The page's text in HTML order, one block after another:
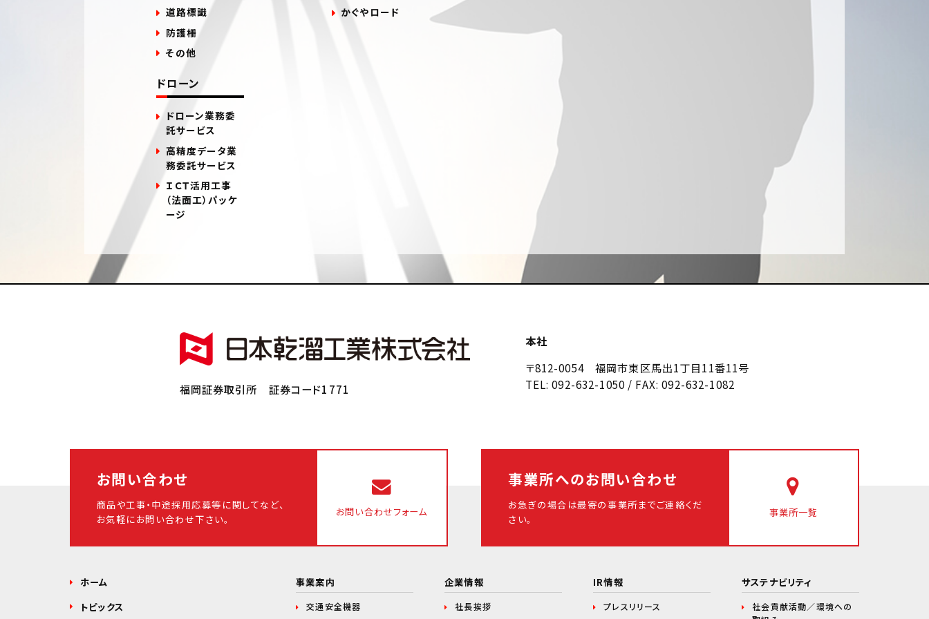
道路標識
防護柵
その他
かぐやロード
ドローン
ドローン業務委
託サービス
高精度データ業
務委託サービス
ＩＣＴ活用工事
（法面工）パッケ
ージ
福岡証券取引所 証券コード1771
本社
〒812-0054 福岡市東区馬出1丁目11番11号
TEL: 092-632-1050 / FAX: 092-632-1082
お問い合わせ
商品や工事・中途採用応募等に関してなど、
お気軽にお問い合わせ下さい。
お問い合わせフォーム
事業所へのお問い合わせ
お急ぎの場合は最寄の事業所までご連絡くだ
さい。
事業所一覧
ホーム
トピックス
事業案内
交通安全機器
企業情報
社長挨拶
IR情報
プレスリリース
サステナビリティ
社会貢献活動／環境への